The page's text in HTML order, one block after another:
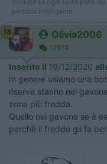
Scusate se ogni tanto parlo
persona intelligente
18 Olivia2006
12974
Inserito il 19/12/2020
In genere usiamo una
riserve stanno nel
zona più fredda.
Quello nel gavone se è
perchè il freddo gli fa